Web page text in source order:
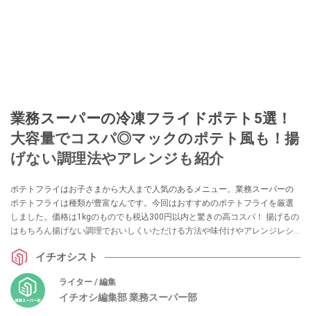
業務スーパーの冷凍フライドポテト5選！
大容量でコスパ◎マックのポテト風も！揚
げない調理法やアレンジも紹介
ポテトフライはお子さまから大人まで人気のあるメニュー。業務スーパーの
ポテトフライは種類が豊富なんです。今回はおすすめのポテトフライを厳選
しました。価格は1kgのものでも税込300円以内と驚きの高コスパ！ 揚げるの
はもちろん揚げない調理でおいしくいただける方法や味付けやアレンジレシ
イチオシスト
ライター / 編集
イチオシ編集部 業務スーパー部